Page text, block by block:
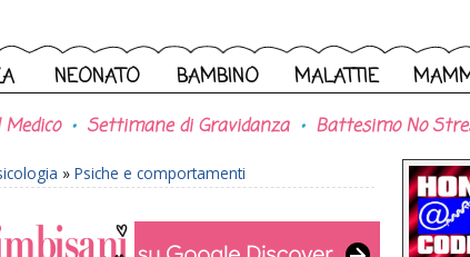
NEONATO BAMBINO MALATTIE
Settimane di Gravidanza Battesimo No
» Psiche e comportamenti